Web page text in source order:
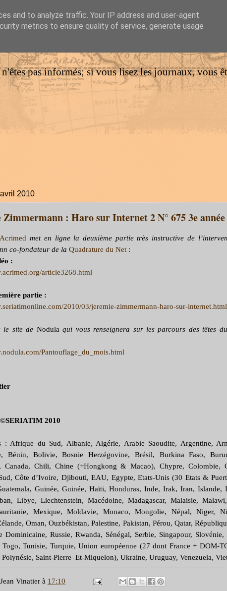
pas informés; si vous lisez les journaux, vous
2010
Zimmermann : Haro sur Internet 2 N° 675 3e année
Acrimed met en ligne la deuxième partie très instructive de
co-fondateur de la Quadrature du Net :
:
article3268.html
partie :
2010/03/jeremie-zimmermann-haro-sur-internet.html
le site de Nodulaqui vous renseignera sur les parcours des têtes
Pantouflage_du_mois.html
2010
: Afrique du Sud, Albanie, Algérie, Arabie Saoudite, Argentine,
Bénin, Bolivie, Bosnie Herzégovine, Brésil, Burkina Faso,
Canada, Chili, Chine (+Hongkong & Macao), Chypre, Colombie,
Côte d’Ivoire, Djibouti, EAU, Egypte, Etats-Unis (30 Etats &
Guinée, Guinée, Haïti, Honduras, Inde, Irak, Iran, Islande,
Libye, Liechtenstein, Macédoine, Madagascar, Malaisie,
Mexique, Moldavie, Monaco, Mongolie, Népal, Niger,
Oman, Ouzbékistan, Palestine, Pakistan, Pérou, Qatar,
Dominicaine, Russie, Rwanda, Sénégal, Serbie, Singapour, Slovénie,
Togo, Tunisie, Turquie, Union européenne (27 dont France + DOM-
Saint-Pierre–Et-Miquelon), Ukraine, Uruguay, Venezuela,
Jean Vinatier à 17:10
and to analyze traffic. Your IP address and user-agent
metrics to ensure quality of service, generate usage